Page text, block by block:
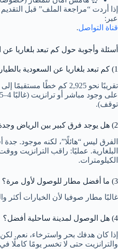
إذا أردت “مراجعة الملف” قبل
عبر:
قناة التواصل.
أسئلة وأجوبة حول كم تبعد بلغاريا عن
1) كم تبعد بلغاريا عن السعودية بالطيارة من الرياض؟
تقريبًا نحو 2,925 كم خطًا
توقف).
2) هل يوجد فرق كبير بين الرياض وجدة في المسافة؟
الفرق ليس “هائلًا”، لكنه موجود.
البلغارية. عمليًا: راقب الترانزيت
الكيلومترات.
3) ما أفضل مطار للوصول لأول مرة؟
غالبًا مطار صوفيا لأن الخيارات أكثر
4) هل الوصول لمدينة ساحلية أفضل؟
إذا كان هدفك بحر واسترخاء، نعم.
والترانزيت حتى لا تخسر يومًا كاملًا